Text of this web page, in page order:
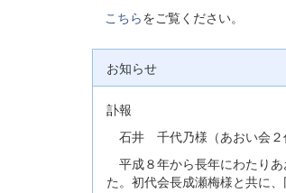
こちらをご覧ください。
お知らせ
訃報
石井 千代乃様（あおい会２
平成８年から長年にわたり
た。初代会長成瀬梅様と共に